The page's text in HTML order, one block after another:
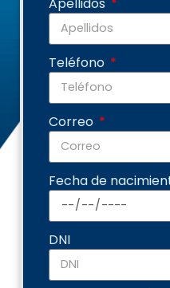
Teléfono
Correo
Fecha de
DNI